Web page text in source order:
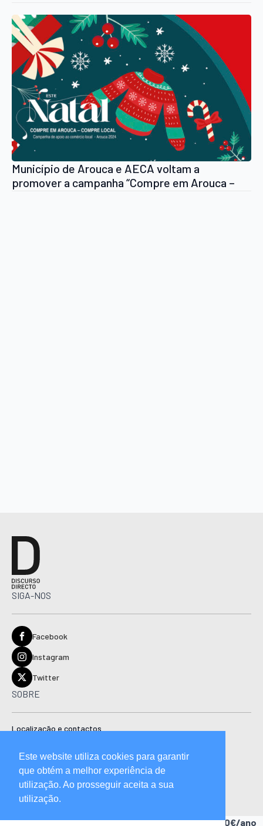
Município de Arouca e AECA voltam a
promover a campanha “Compre em Arouca –
SIGA-NOS
Facebook
Instagram
Twitter
SOBRE
Localização e contactos
Ficha técnica
Manual de boas práticas editoriais e código de conduta
Descubra as vantagens de ser assinante.A partir de 15,90€/ano
Este website utiliza cookies para garantir
que obtém a melhor experiência de
utilização. Ao prosseguir aceita a sua
utilização.